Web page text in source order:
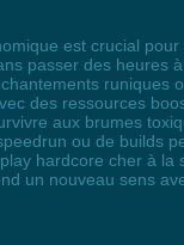
est crucial
passer des
des ressources
aux brumes
ou de builds
hardcore cher à
un nouveau sens